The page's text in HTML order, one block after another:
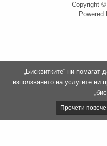
Copyright
Powered
„Бисквитките“ ни помагат
използването на услугите
Прочети повече